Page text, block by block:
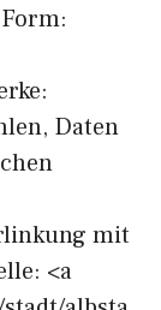
Daten
mit
<a